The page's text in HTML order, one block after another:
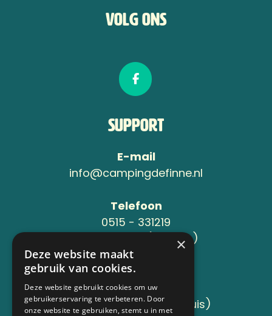
Volg ons
Support
E-mail
info@campingdefinne.nl
Telefoon
0515 - 331219
06-24119734 (Jeroen )
Adres
Sânleansterdyk 6
8736 JB Reahûs (Roodhuis)
×
Deze website maakt
gebruik van cookies.
Deze website gebruikt cookies om uw
gebruikerservaring te verbeteren. Door
onze website te gebruiken, stemt u in met